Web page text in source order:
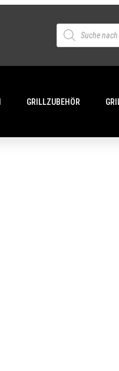
GRILLZUBEHÖR